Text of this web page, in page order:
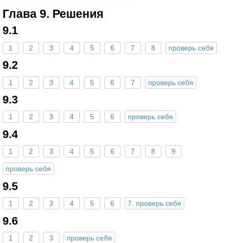
Глава 9. Решения
9.1
1 2 3 4 5 6 7 8 проверь себя
9.2
1 2 3 4 5 6 7 проверь себя
9.3
1 2 3 4 5 6 проверь себя
9.4
1 2 3 4 5 6 7 8 9
проверь себя
9.5
1 2 3 4 5 6 7. проверь себя
9.6
1 2 3 проверь себя